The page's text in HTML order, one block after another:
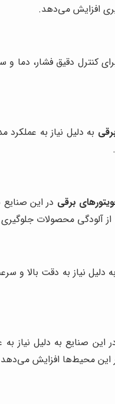
افزایش می‌دهد.
کنترل دقیق فشار، دما
به دلیل نیاز به عملکرد
برقی در این صنایع
از آلودگی محصولات
دلیل نیاز به دقت بالا و
این صنایع به دلیل نیاز
این محیط‌ها افزایش